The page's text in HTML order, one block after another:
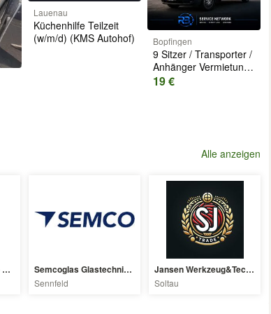
Lauenau
Küchenhilfe Teilzeit
(w/m/d) (KMS Autohof)
Bopfingen
9 Sitzer / Transporter /
Anhänger Vermietung
- RB Service Network
19 €
Alle anzeigen
Napoli Reifen Service Essen Semcoglas Glastechnik GmbH
Sennfeld
Jansen Werkzeug&Technik Store 24/7
Soltau